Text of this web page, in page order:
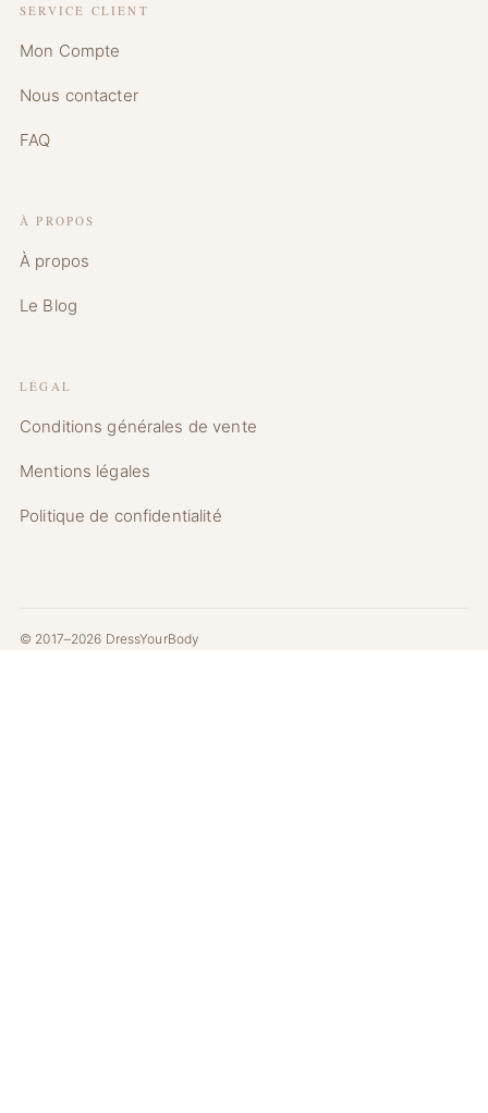
SERVICE CLIENT
Mon Compte
Nous contacter
FAQ
À PROPOS
À propos
Le Blog
LÉGAL
Conditions générales de vente
Mentions légales
Politique de confidentialité
© 2017–2026 DressYourBody